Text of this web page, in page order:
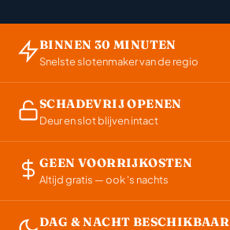
BINNEN 30 MINUTEN
Snelste slotenmaker van de regio
SCHADEVRIJ OPENEN
Deur en slot blijven intact
GEEN VOORRIJKOSTEN
Altijd gratis — ook 's nachts
DAG & NACHT BESCHIKBAAR